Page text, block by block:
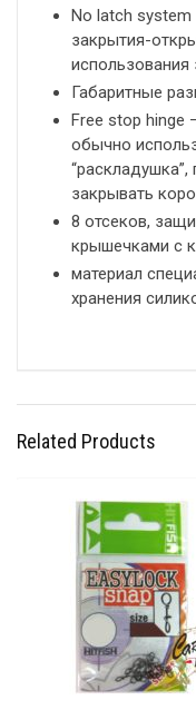
No latch
закрытия-
использования
Габаритные
Free stop hinge
обычно
закрывать
8 отсеков,
крышечками с
материал
хранения
Related Products